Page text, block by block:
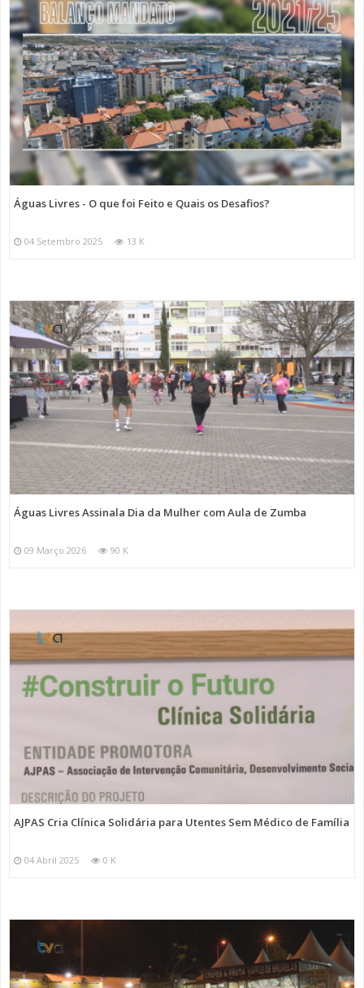
Águas Livres - O que foi Feito e Quais os Desafios?
04 Setembro 2025 13 K
Águas Livres Assinala Dia da Mulher com Aula de Zumba
09 Março 2026 90 K
AJPAS Cria Clínica Solidária para Utentes Sem Médico de Família
04 Abril 2025 0 K